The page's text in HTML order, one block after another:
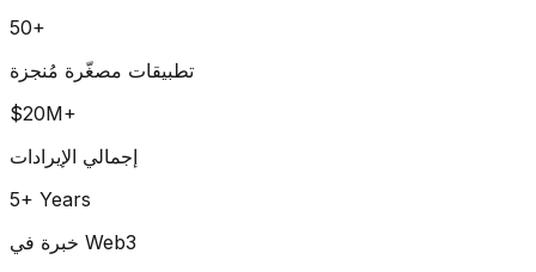
50+
تطبيقات مصغّرة مُنجزة
$20M+
إجمالي الإيرادات
5+ Years
خبرة في Web3